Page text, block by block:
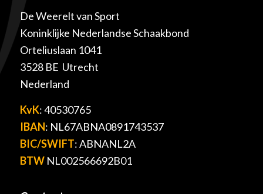
De Weerelt van Sport
Koninklijke Nederlandse Schaakbond
Orteliuslaan 1041
3528 BE Utrecht
Nederland
KvK: 40530765
IBAN: NL67ABNA0891743537
BIC/SWIFT: ABNANL2A
BTWNL002566692B01